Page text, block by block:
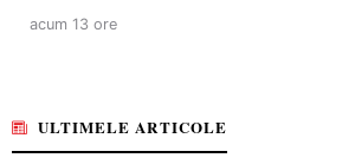
acum 13 ore
ULTIMELE ARTICOLE